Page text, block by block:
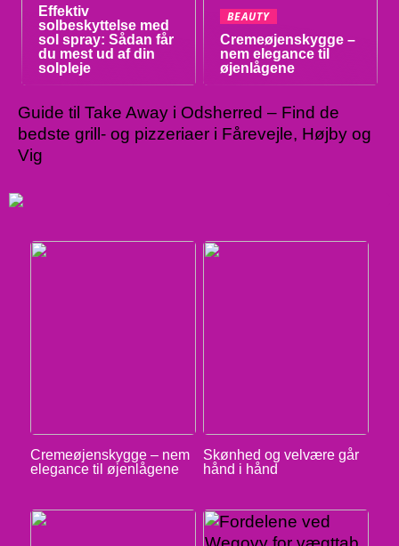
Effektiv
solbeskyttelse med
sol spray: Sådan får
du mest ud af din
solpleje
BEAUTY
Cremeøjenskygge –
nem elegance til
øjenlågene
Guide til Take Away i Odsherred – Find de
bedste grill- og pizzeriaer i Fårevejle, Højby og
Vig
Cremeøjenskygge – nem
elegance til øjenlågene
Skønhed og velvære går
hånd i hånd